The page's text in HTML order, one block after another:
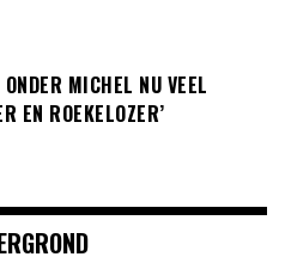
ONDER MICHEL NU VEEL
EN ROEKELOZER’